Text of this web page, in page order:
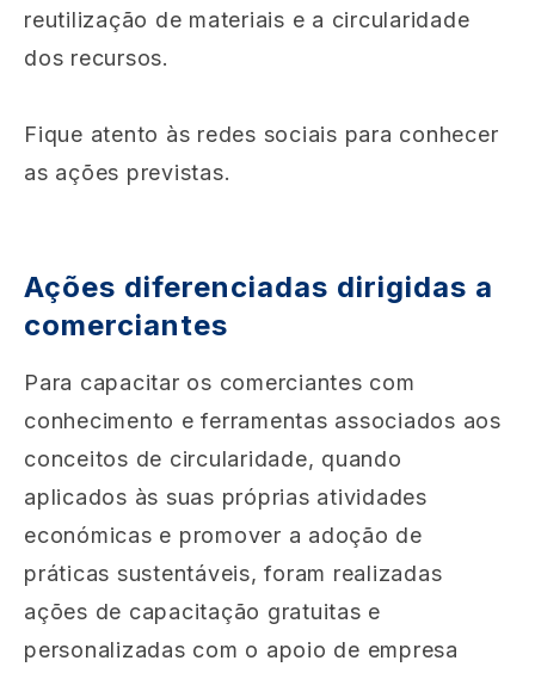
reutilização de materiais e a circularidade
dos recursos.
Fique atento às redes sociais para conhecer
as ações previstas.
Ações diferenciadas dirigidas a
comerciantes
Para capacitar os comerciantes com
conhecimento e ferramentas associados aos
conceitos de circularidade, quando
aplicados às suas próprias atividades
económicas e promover a adoção de
práticas sustentáveis, foram realizadas
ações de capacitação gratuitas e
personalizadas com o apoio de empresa